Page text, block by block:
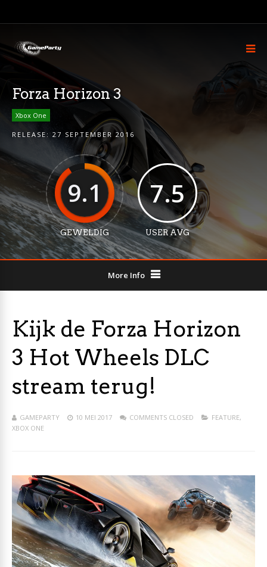
Forza Horizon 3
Xbox One
RELEASE: 27 SEPTEMBER 2016
9.1
GEWELDIG
7.5
USER AVG
More Info
Kijk de Forza Horizon
3 Hot Wheels DLC
stream terug!
GAMEPARTY 10 MEI 2017 COMMENTS CLOSED FEATURE,
XBOX ONE